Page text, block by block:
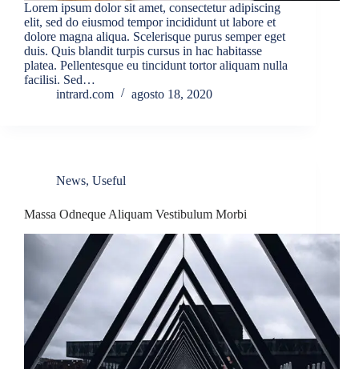
Lorem ipsum dolor sit amet, consectetur adipiscing
elit, sed do eiusmod tempor incididunt ut labore et
dolore magna aliqua. Scelerisque purus semper eget
duis. Quis blandit turpis cursus in hac habitasse
platea. Pellentesque eu tincidunt tortor aliquam nulla
facilisi. Sed…
intrard.com
agosto 18, 2020
News, Useful
Massa Odneque Aliquam Vestibulum Morbi